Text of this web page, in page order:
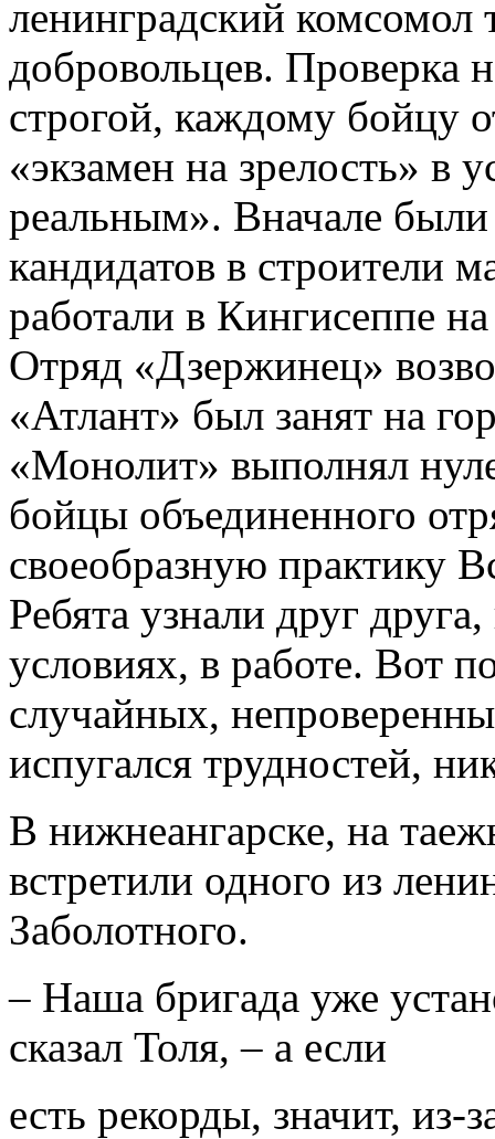
ленинградский комсомол
добровольцев. Проверка
строгой, каждому бойцу
«экзамен на зрелость» в
реальным». Вначале были
кандидатов в строители
работали в Кингисеппе
Отряд «Дзержинец»
«Атлант» был занят на
«Монолит» выполнял
бойцы объединенного
своеобразную практику
Ребята узнали друг
условиях, в работе. Вот
случайных,
испугался трудностей,
В нижнеангарске, на
встретили одного из
Заболотного.
– Наша бригада уже
сказал Толя, – а если
есть рекорды, значит, из-